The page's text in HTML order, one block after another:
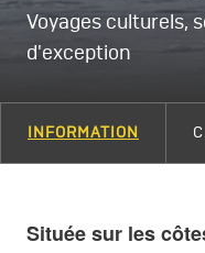
Voyages culturels,
d'exception
INFORMATION
Située sur les